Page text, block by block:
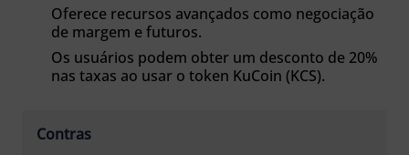
Oferece recursos avançados como negociação
de margem e futuros.
Os usuários podem obter um desconto de 20%
nas taxas ao usar o token KuCoin (KCS).
Contras